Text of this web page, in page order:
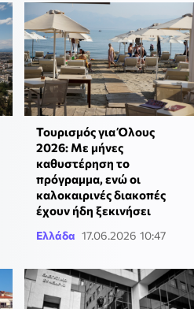
Τουρισμός για Όλους
2026: Με μήνες
καθυστέρηση το
πρόγραμμα, ενώ οι
καλοκαιρινές διακοπές
έχουν ήδη ξεκινήσει
Ελλάδα 17.06.2026 10:47